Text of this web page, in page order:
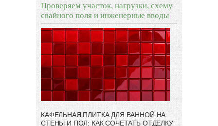
Проверяем участок, нагрузки, схему
свайного поля и инженерные вводы
КАФЕЛЬНАЯ ПЛИТКА ДЛЯ ВАННОЙ НА
СТЕНЫ И ПОЛ: КАК СОЧЕТАТЬ ОТДЕЛКУ